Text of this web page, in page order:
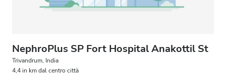
NephroPlus SP Fort Hospital Anakottil St
Trivandrum, India
4,4 in km dal centro città